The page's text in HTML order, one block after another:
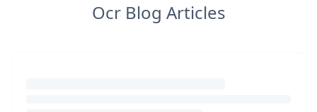
Ocr Blog Articles